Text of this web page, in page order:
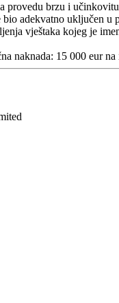
provedu brzu i
bio adekvatno uključen
vještaka kojeg je
naknada: 15 000 eur